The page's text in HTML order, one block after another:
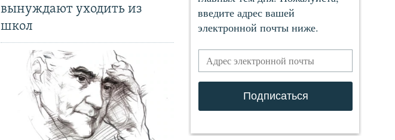
вынуждают уходить из
школ